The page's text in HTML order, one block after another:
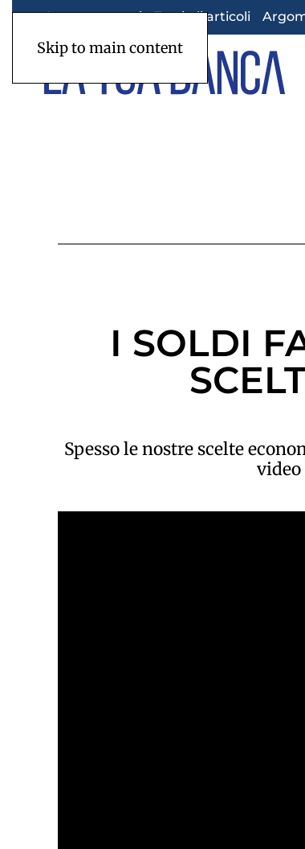
Skip to main content
Appuntamenti Tutti gli articoli
I SOLDI
Spesso le nostre scelte